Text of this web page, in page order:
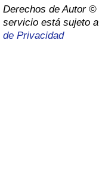
Derechos de Autor
servicio está sujeto
de Privacidad
Calificación del
(Actual)